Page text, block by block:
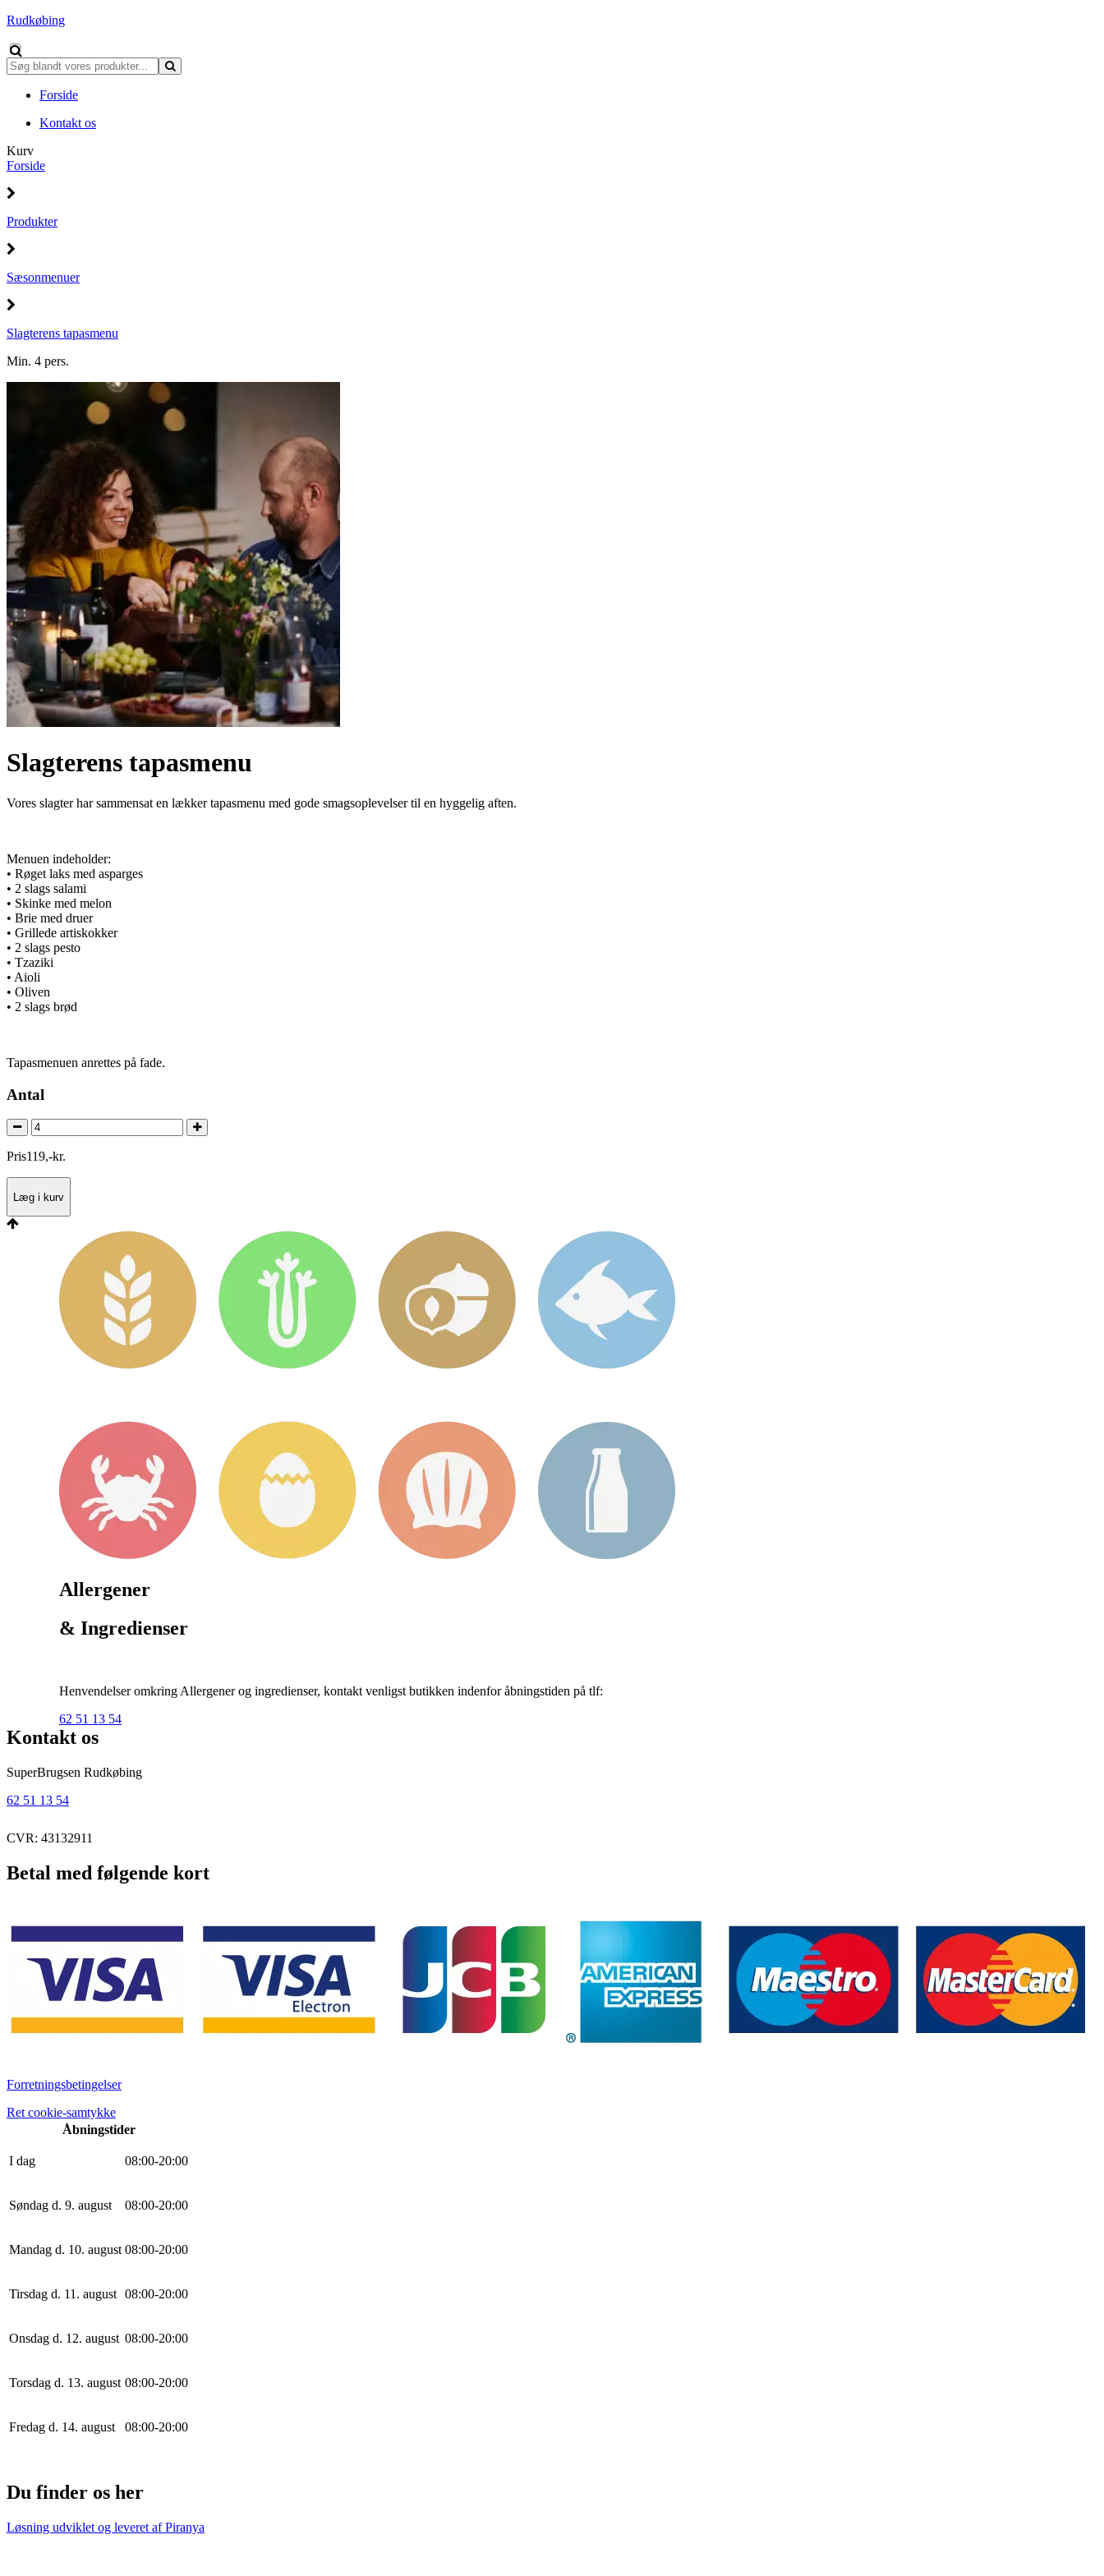
Rudkøbing
Forside
Kontakt os
Kurv
Forside
Produkter
Sæsonmenuer
Slagterens tapasmenu
Min. 4 pers.
Slagterens tapasmenu
Vores slagter har sammensat en lækker tapasmenu med gode smagsoplevelser til en hyggelig aften.
Menuen indeholder:
• Røget laks med asparges
• 2 slags salami
• Skinke med melon
• Brie med druer
• Grillede artiskokker
• 2 slags pesto
• Tzaziki
• Aioli
• Oliven
• 2 slags brød
Tapasmenuen anrettes på fade.
Antal
Pris119,-kr.
Læg i kurv
Allergener
& Ingredienser
Henvendelser omkring Allergener og ingredienser, kontakt venligst butikken indenfor åbningstiden på tlf:
62 51 13 54
Kontakt os
SuperBrugsen Rudkøbing
62 51 13 54
CVR: 43132911
Betal med følgende kort
Forretningsbetingelser
Ret cookie-samtykke
Åbningstider
I dag 08:00-20:00
Søndag d. 9. august 08:00-20:00
Mandag d. 10. august 08:00-20:00
Tirsdag d. 11. august 08:00-20:00
Onsdag d. 12. august 08:00-20:00
Torsdag d. 13. august 08:00-20:00
Fredag d. 14. august 08:00-20:00
Du finder os her
Løsning udviklet og leveret afPiranya